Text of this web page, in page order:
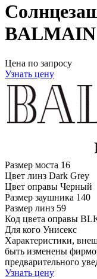
Цена по запросу
Узнать цену
Размер моста 16
Цвет линз Dark Grey
Цвет оправы Черный
Размер заушника 140
Размер линз 59
Код цвета оправы
Для кого Унисекс
Характеристики,
быть изменены
предварительного
Узнать цену